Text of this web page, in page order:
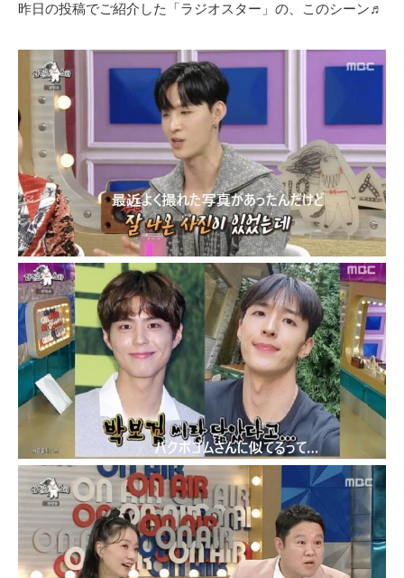
昨日の投稿でご紹介した「ラジオスター」の、このシーン♬